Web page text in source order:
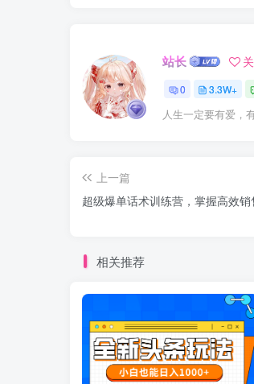
站长
0 3.3W+
人生一定要有爱，
上一篇
超级爆单话术训练营，掌握高效
相关推荐